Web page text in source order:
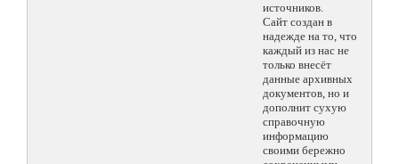
источников.
Сайт создан в
надежде на то, что
каждый из нас не
только внесёт
данные архивных
документов, но и
дополнит сухую
справочную
информацию
своими бережно